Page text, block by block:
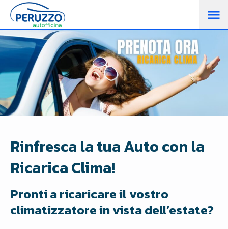
Rinfresca la tua Auto con la
Ricarica Clima!
Pronti a ricaricare il vostro
climatizzatore in vista dell’estate?